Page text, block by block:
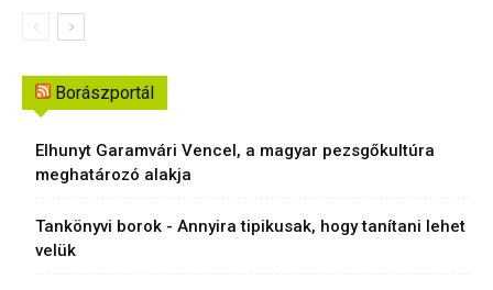
Borászportál
Elhunyt Garamvári Vencel, a magyar pezsgőkultúra
meghatározó alakja
Tankönyvi borok - Annyira tipikusak, hogy tanítani lehet
velük